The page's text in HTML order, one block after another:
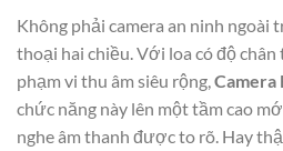
Không phải camera an ninh ngoài
thoại hai chiều. Với loa có độ chân
phạm vi thu âm siêu rộng, Camera
chức năng này lên một tầm cao
nghe âm thanh được to rõ. Hay